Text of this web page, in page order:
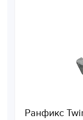
Ранфикс